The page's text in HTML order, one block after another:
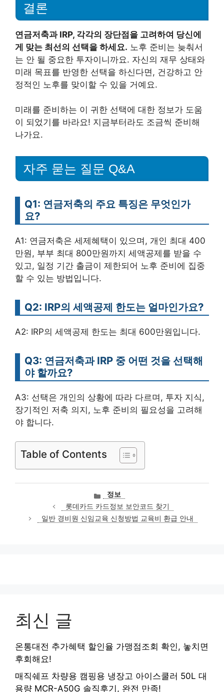
결론
연금저축과 IRP, 각각의 장단점을 고려하여 당신에
게 맞는 최선의 선택을 하세요. 노후 준비는 늦춰서
는 안 될 중요한 투자이니까요. 자신의 재무 상태와
미래 목표를 반영한 선택을 하신다면, 건강하고 안
정적인 노후를 맞이할 수 있을 거예요.
미래를 준비하는 이 귀한 선택에 대한 정보가 도움
이 되었기를 바라요! 지금부터라도 조금씩 준비해
나가요.
자주 묻는 질문 Q&A
Q1: 연금저축의 주요 특징은 무엇인가
요?
A1: 연금저축은 세제혜택이 있으며, 개인 최대 400
만원, 부부 최대 800만원까지 세액공제를 받을 수
있고, 일정 기간 출금이 제한되어 노후 준비에 집중
할 수 있는 방법입니다.
Q2: IRP의 세액공제 한도는 얼마인가요?
A2: IRP의 세액공제 한도는 최대 600만원입니다.
Q3: 연금저축과 IRP 중 어떤 것을 선택해
야 할까요?
A3: 선택은 개인의 상황에 따라 다르며, 투자 지식,
장기적인 저축 의지, 노후 준비의 필요성을 고려해
야 합니다.
Table of Contents
카
테
고
리
정보
롯데카드 카드정보 보안코드 찾기
일반 경비원 신임교육 신청방법 교육비 환급 안내
최신 글
온통대전 추가혜택 할인율 가맹점조회 확인, 놓치면
후회해요!
매직쉐프 차량용 캠핑용 냉장고 아이스쿨러 50L 대
용량 MCR-A50G 솔직후기, 완전 만족!